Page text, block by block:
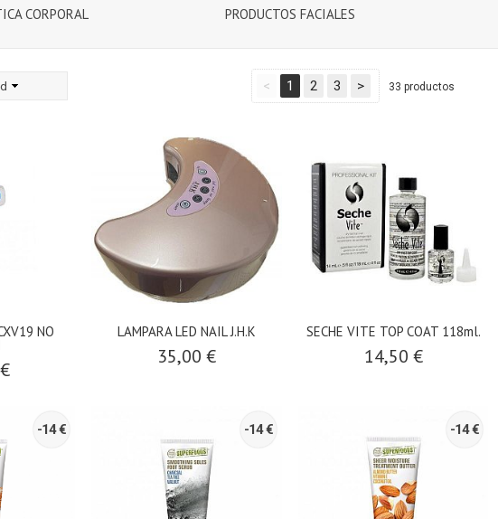
CORPORAL PRODUCTOS FACIALES
< 1 2 3 > 33 productos
NO LAMPARA LED NAIL J.H.K
35,00 €
SECHE VITE TOP COAT 118ml.
14,50 €
-14 € -14 € -14 €